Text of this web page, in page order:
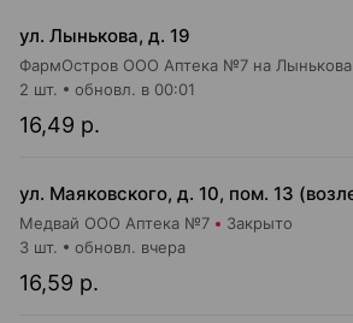
ул. Лынькова, д. 19
ФармОстров ООО Аптека №7 на Лынькова
16,49 р.
2 шт. обновл. в 00:01
Медвай ООО Аптека №7 Закрыто
16,59 р.
3 шт. обновл. вчера